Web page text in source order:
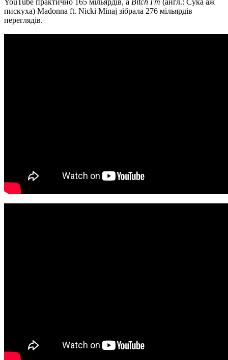
пискуха) Madonna ft. Nicki Minaj зібрала 276 мільярдів
переглядів.